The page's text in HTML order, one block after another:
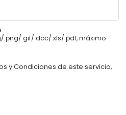
.png/.gif/.doc/.xls/.pdf, máximo
y Condiciones de este servicio,